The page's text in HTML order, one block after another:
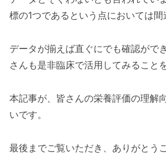
標の1つであるという点においては間
データが揃えば直ぐにでも確認がで
さんも是非臨床で活用してみること
本記事が、皆さんの栄養評価の理解
いです。
最後までご覧いただき、ありがとう